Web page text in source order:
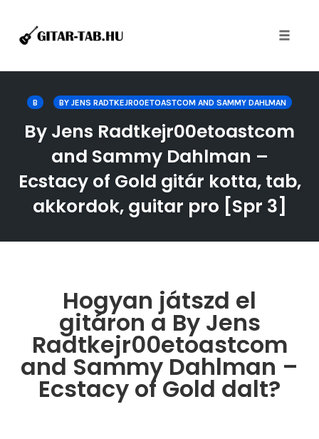
content
B BY JENS RADTKEJR00ETOASTCOM AND SAMMY DAHLMAN
By Jens Radtkejr00etoastcom
and Sammy Dahlman –
Ecstacy of Gold gitár kotta, tab,
akkordok, guitar pro [Spr 3]
Hogyan játszd el
gitáron a By Jens
Radtkejr00etoastcom
and Sammy Dahlman –
Ecstacy of Gold dalt?